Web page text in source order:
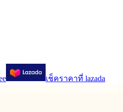
เช็คราคาที่ lazada